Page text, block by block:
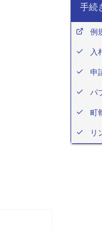
手続
例
入
申
パ
町
リ